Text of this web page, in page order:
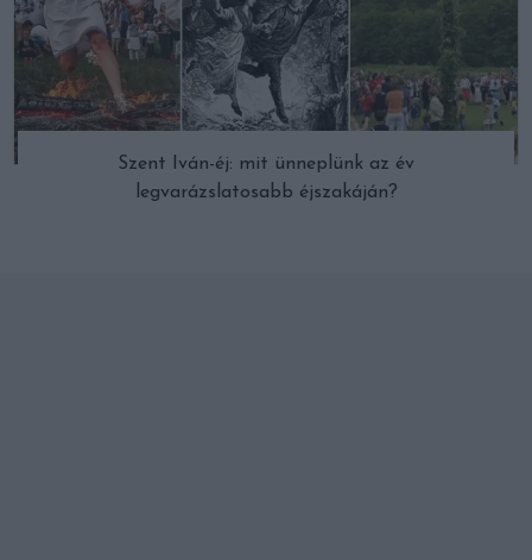
Szent Iván-éj: mit ünneplünk az év
legvarázslatosabb éjszakáján?